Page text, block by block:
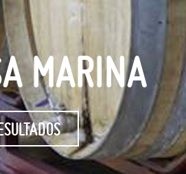
MARINA